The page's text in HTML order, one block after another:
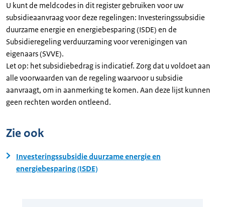
U kunt de meldcodes in dit register gebruiken voor uw
subsidieaanvraag voor deze regelingen: Investeringssubsidie
duurzame energie en energiebesparing (ISDE) en de
Subsidieregeling verduurzaming voor verenigingen van
eigenaars (SVVE).
Let op: het subsidiebedrag is indicatief. Zorg dat u voldoet aan
alle voorwaarden van de regeling waarvoor u subsidie
aanvraagt, om in aanmerking te komen. Aan deze lijst kunnen
geen rechten worden ontleend.
Zie ook
Investeringssubsidie duurzame energie en
energiebesparing (ISDE)